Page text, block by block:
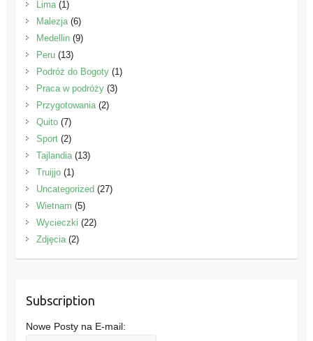
Lima(1)
Malezja(6)
Medellin(9)
Peru(13)
Podróż do Bogoty(1)
Praca w podróży(3)
Przygotowania(2)
Quito(7)
Sport(2)
Tajlandia(13)
Truijjo(1)
Uncategorized(27)
Wietnam (5)
Wycieczki (22)
Zdjęcia(2)
Subscription
Nowe Posty na E-mail: